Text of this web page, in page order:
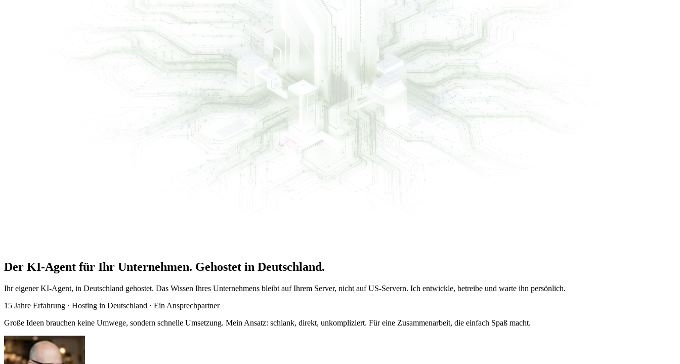
Der KI-Agent für Ihr Unternehmen. Gehostet in Deutschland.
Ihr eigener KI-Agent, in Deutschland gehostet. Das Wissen Ihres Unternehmens bleibt auf Ihrem Server, nicht auf US-Servern. Ich entwickle, betreibe und warte ihn persönlich.
15 Jahre Erfahrung · Hosting in Deutschland · Ein Ansprechpartner
Große Ideen brauchen keine Umwege, sondern schnelle Umsetzung. Mein Ansatz: schlank, direkt, unkompliziert. Für eine Zusammenarbeit, die einfach Spaß macht.